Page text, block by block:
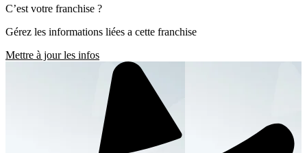
C’est votre franchise ?
Gérez les informations liées a cette franchise
Mettre à jour les infos